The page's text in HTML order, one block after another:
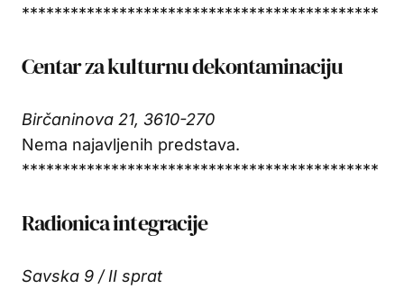
********************************************
Centar za kulturnu dekontaminaciju
Birčaninova 21, 3610-270
Nema najavljenih predstava.
********************************************
Radionica integracije
Savska 9 / II sprat